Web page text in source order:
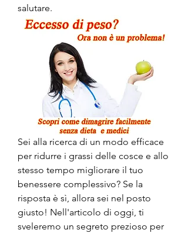
salutare.
Sei alla ricerca di un modo efficace
per ridurre i grassi delle cosce e allo
stesso tempo migliorare il tuo
benessere complessivo? Se la
risposta è sì, allora sei nel posto
giusto! Nell'articolo di oggi, ti
sveleremo un segreto prezioso per